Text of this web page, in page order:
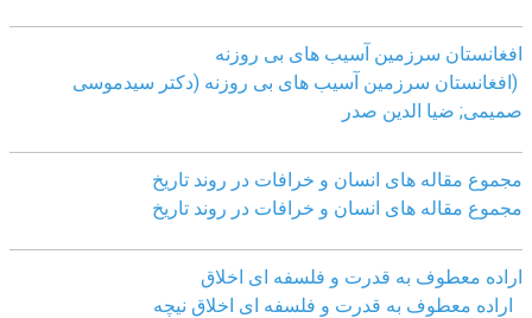
افغانستان سرزمین آسیب های بی روزنه
(افغانستان سرزمین آسیب های بی روزنه (دکتر سیدموسی
صمیمی; ضیا الدین صدر
مجموع مقاله های انسان و خرافات در روند تاریخ
مجموع مقاله های انسان و خرافات در روند تاریخ
اراده معطوف به قدرت و فلسفه ای اخلاق
اراده معطوف به قدرت و فلسفه ای اخلاق نیچه